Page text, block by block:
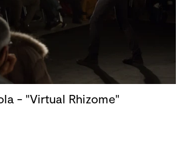
- "Virtual Rhizome"